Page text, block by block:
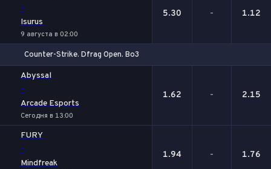
-
Isurus
9 августа в 02:00
5.30 - 1.12
Counter-Strike. Dfrag Open. Bo3
Abyssal
-
Arcade Esports
Сегодня в 13:00
1.62 - 2.15
FURY
-
Mindfreak
1.94 - 1.76